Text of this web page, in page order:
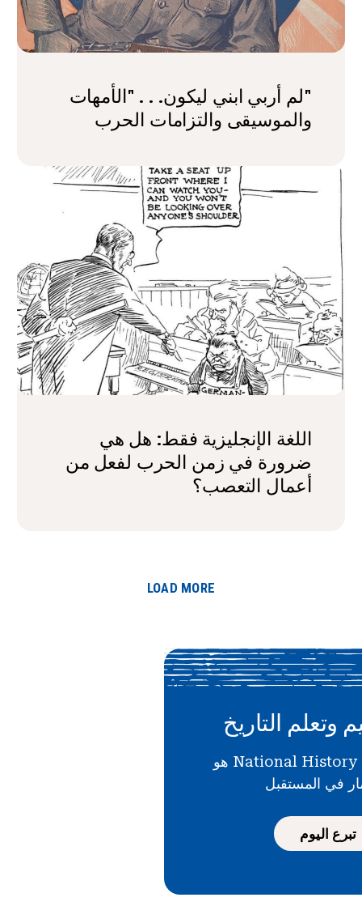
"لم أربي ابني ليكون. . . "الأمهات
والموسيقى والتزامات الحرب
اللغة الإنجليزية فقط: هل هي
ضرورة في زمن الحرب لفعل من
أعمال التعصب؟
LOAD MORE
وتعلم التاريخ
دعمك لـ National History Day هو
في المستقبل
تبرع اليوم